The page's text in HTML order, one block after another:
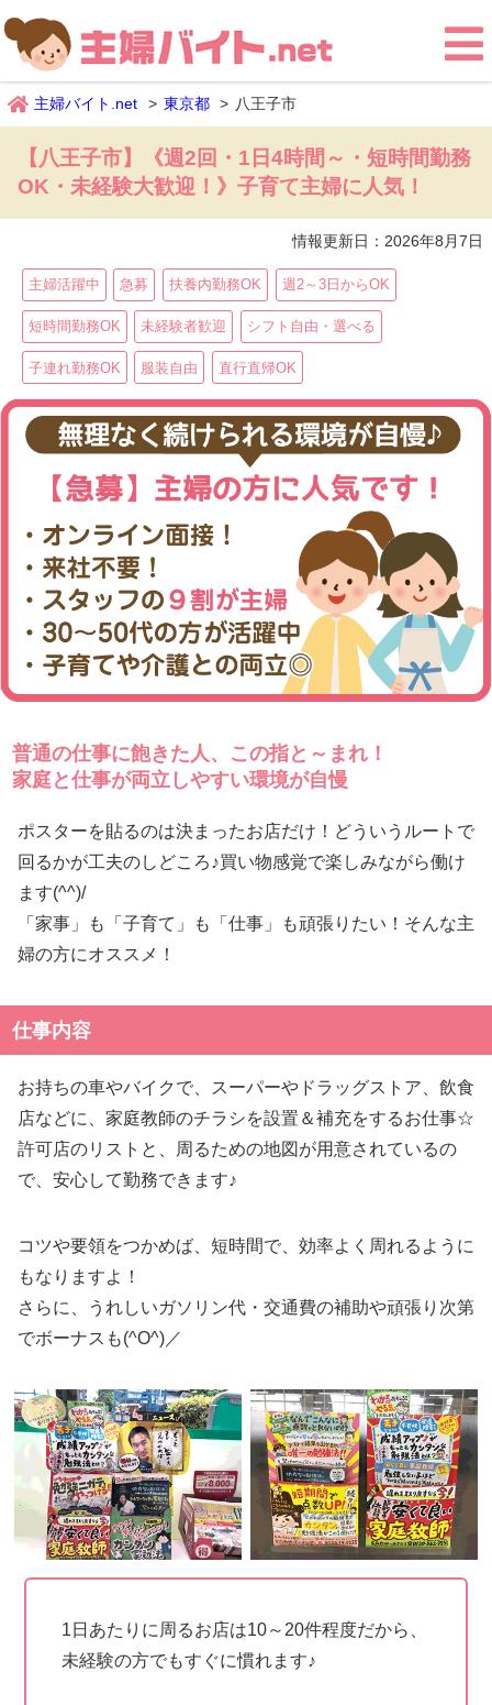
主婦バイト.net 東京都 八王子市
【八王子市】《週2回・1日4時間～・短時間勤務
OK・未経験大歓迎！》子育て主婦に人気！
情報更新日： 2026年8月7日
主婦活躍中 急募 扶養内勤務OK 週2～3日からOK
短時間勤務OK 未経験者歓迎 シフト自由・選べる
子連れ勤務OK 服装自由 直行直帰OK
普通の仕事に飽きた人、この指と～まれ！
家庭と仕事が両立しやすい環境が自慢
ポスターを貼るのは決まったお店だけ！どういうルートで
回るかが工夫のしどころ♪買い物感覚で楽しみながら働け
ます(^^)/
「家事」も「子育て」も「仕事」も頑張りたい！そんな主
婦の方にオススメ！
仕事内容
お持ちの車やバイクで、スーパーやドラッグストア、飲食
店などに、家庭教師のチラシを設置＆補充をするお仕事☆
許可店のリストと、周るための地図が用意されているの
で、安心して勤務できます♪
コツや要領をつかめば、短時間で、効率よく周れるように
もなりますよ！
さらに、うれしいガソリン代・交通費の補助や頑張り次第
でボーナスも(^O^)／
1日あたりに周るお店は10～20件程度だから、
未経験の方でもすぐに慣れます♪